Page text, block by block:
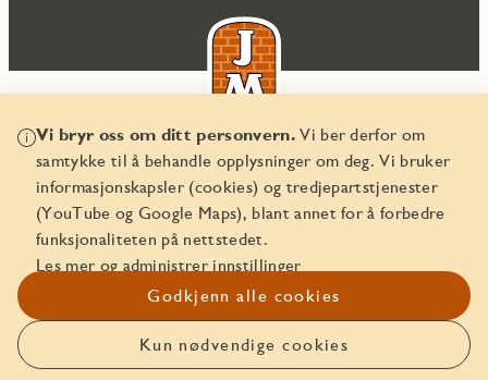
Vi bryr oss om ditt personvern.Vi ber derfor om
samtykke til å behandle opplysninger om deg. Vi bruker
informasjonskapsler (cookies) og tredjepartstjenester
(YouTube og Google Maps), blant annet for å forbedre
funksjonaliteten på nettstedet.
Les mer og administrer innstillinger
Godkjenn alle cookies
Kun nødvendige cookies
© JM Norge AS 2026
Organisasjonsnummer 829 350 122